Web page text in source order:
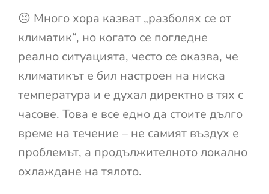
😣 Много хора казват „разболях се от
климатик“, но когато се погледне
реално ситуацията, често се оказва, че
климатикът е бил настроен на ниска
температура и е духал директно в тях с
часове. Това е все едно да стоите дълго
време на течение – не самият въздух е
проблемът, а продължителното локално
охлаждане на тялото.